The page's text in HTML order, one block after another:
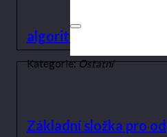
algoritmus
Kategorie:Ostatní
Základní složka pro